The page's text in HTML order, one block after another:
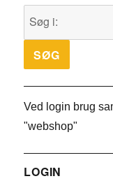
Ved login brug
"webshop"
LOGIN